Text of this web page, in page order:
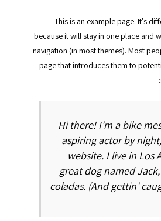
This is an example page. It's
because it will stay in one place and
navigation (in most themes). Most
page that introduces them to
Hi there! I'm a bike
aspiring actor by
website. I live in Los
great dog named
coladas. (And gettin'